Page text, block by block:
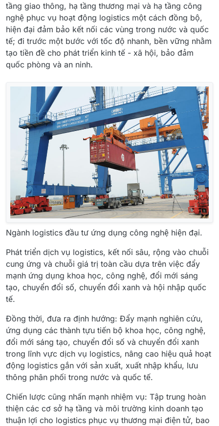
tầng giao thông, hạ tầng thương mại và hạ tầng công
nghệ phục vụ hoạt động logistics một cách đồng bộ,
hiện đại đảm bảo kết nối các vùng trong nước và quốc
tế; đi trước một bước với tốc độ nhanh, bền vững nhằm
tạo tiền đề cho phát triển kinh tế - xã hội, bảo đảm
quốc phòng và an ninh.
Ngành logistics đầu tư ứng dụng công nghệ hiện đại.
Phát triển dịch vụ logistics, kết nối sâu, rộng vào chuỗi
cung ứng và chuỗi giá trị toàn cầu dựa trên việc đẩy
mạnh ứng dụng khoa học, công nghệ, đổi mới sáng
tạo, chuyển đổi số, chuyển đổi xanh và hội nhập quốc
tế.
Đồng thời, đưa ra định hướng: Đẩy mạnh nghiên cứu,
ứng dụng các thành tựu tiến bộ khoa học, công nghệ,
đổi mới sáng tạo, chuyển đổi số và chuyển đổi xanh
trong lĩnh vực dịch vụ logistics, nâng cao hiệu quả hoạt
động logistics gắn với sản xuất, xuất nhập khẩu, lưu
thông phân phối trong nước và quốc tế.
Chiến lược cũng nhấn mạnh nhiệm vụ: Tập trung hoàn
thiện các cơ sở hạ tầng và môi trường kinh doanh tạo
thuận lợi cho logistics phục vụ thương mại điện tử, bao